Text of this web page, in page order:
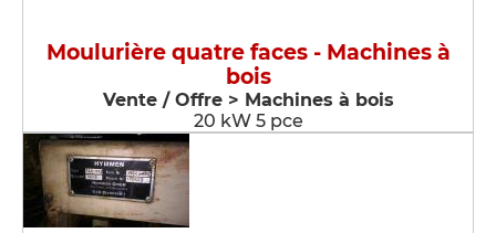
Moulurière quatre faces - Machines à
bois
Vente / Offre > Machines à bois
20 kW 5 pce